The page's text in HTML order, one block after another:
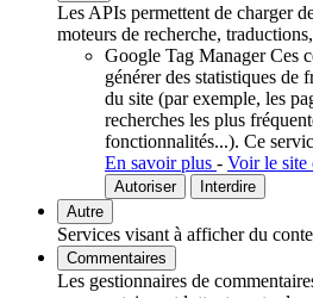
Les APIs permettent de charger
moteurs de recherche,
Google Tag Manager Ces
générer des statistiques de
du site (par exemple, les
recherches les plus
fonctionnalités...). Ce
En savoir plus - Voir le site
Autoriser
Interdire
Autre
Services visant à afficher du
Commentaires
Les gestionnaires de